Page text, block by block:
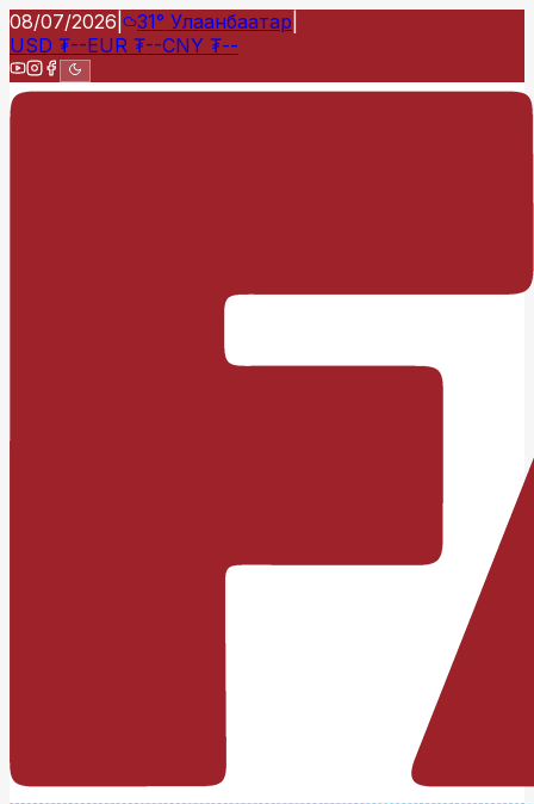
08/07/2026 31° Улаанбаатар
USD ₮--EUR ₮--CNY ₮--